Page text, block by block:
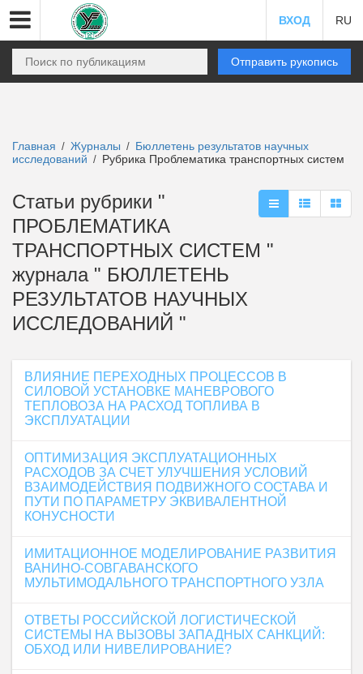
ВХОД RU
Отправить рукопись
Главная / Журналы / Бюллетень результатов научных
исследований / Рубрика Проблематика транспортных систем
Статьи рубрики "
ПРОБЛЕМАТИКА
ТРАНСПОРТНЫХ СИСТЕМ "
журнала " БЮЛЛЕТЕНЬ
РЕЗУЛЬТАТОВ НАУЧНЫХ
ИССЛЕДОВАНИЙ "
ВЛИЯНИЕ ПЕРЕХОДНЫХ ПРОЦЕССОВ В
СИЛОВОЙ УСТАНОВКЕ МАНЕВРОВОГО
ТЕПЛОВОЗА НА РАСХОД ТОПЛИВА В
ЭКСПЛУАТАЦИИ
ОПТИМИЗАЦИЯ ЭКСПЛУАТАЦИОННЫХ
РАСХОДОВ ЗА СЧЕТ УЛУЧШЕНИЯ УСЛОВИЙ
ВЗАИМОДЕЙСТВИЯ ПОДВИЖНОГО СОСТАВА И
ПУТИ ПО ПАРАМЕТРУ ЭКВИВАЛЕНТНОЙ
КОНУСНОСТИ
ИМИТАЦИОННОЕ МОДЕЛИРОВАНИЕ РАЗВИТИЯ
ВАНИНО-СОВГАВАНСКОГО
МУЛЬТИМОДАЛЬНОГО ТРАНСПОРТНОГО УЗЛА
ОТВЕТЫ РОССИЙСКОЙ ЛОГИСТИЧЕСКОЙ
СИСТЕМЫ НА ВЫЗОВЫ ЗАПАДНЫХ САНКЦИЙ:
ОБХОД ИЛИ НИВЕЛИРОВАНИЕ?